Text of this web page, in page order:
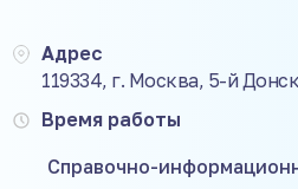
Адрес
119334, г. Москва, 5-й
Время работы
Справочно-